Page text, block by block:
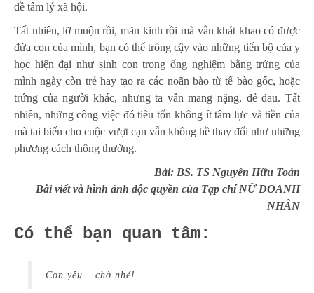
đề tâm lý xã hội.
Tất nhiên, lỡ muộn rồi, mãn kinh rồi mà vẫn khát khao có được
đứa con của mình, bạn có thể trông cậy vào những tiến bộ của y
học hiện đại như sinh con trong ống nghiệm bằng trứng của
mình ngày còn trẻ hay tạo ra các noãn bào từ tế bào gốc, hoặc
trứng của người khác, nhưng ta vẫn mang nặng, đẻ đau. Tất
nhiên, những công việc đó tiêu tốn không ít tâm lực và tiền của
mà tai biến cho cuộc vượt cạn vẫn không hề thay đổi như những
phương cách thông thường.
Bài: BS. TS Nguyễn Hữu Toản
Bài viết và hình ảnh độc quyền của Tạp chí NỮ DOANH
NHÂN
Có thể bạn quan tâm:
Con yêu… chờ nhé!